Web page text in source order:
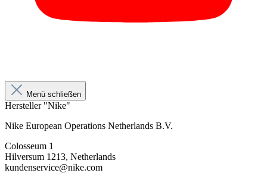
Menü schließen
Hersteller "Nike"
Nike European Operations Netherlands B.V.
Colosseum 1
Hilversum 1213, Netherlands
kundenservice@nike.com